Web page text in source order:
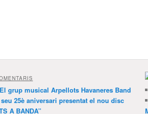
El grup musical Arpellots Havaneres Band
25è aniversari presentat el nou disc
A BANDA”